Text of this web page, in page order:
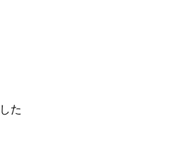
た